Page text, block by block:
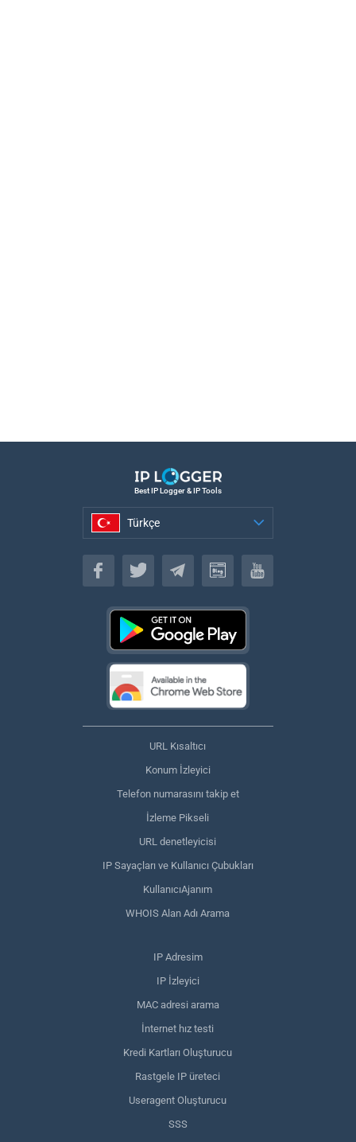
Best IP Logger & IP Tools
Türkçe
Türkçe
URL Kısaltıcı
Konum İzleyici
Telefon numarasını takip et
İzleme Pikseli
URL denetleyicisi
IP Sayaçları ve Kullanıcı Çubukları
KullanıcıAjanım
WHOIS Alan Adı Arama
IP Adresim
IP İzleyici
MAC adresi arama
İnternet hız testi
Kredi Kartları Oluşturucu
Rastgele IP üreteci
Useragent Oluşturucu
SSS